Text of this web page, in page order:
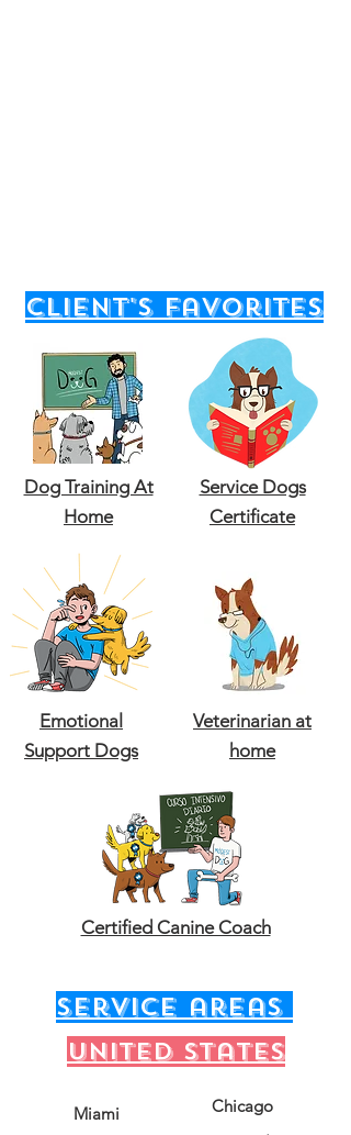
client's favorites
Dog Training At
Home
Service Dogs
Certificate
Emotional
Support Dogs
Veterinarian at
home
Certified Canine Coach
service areas
United states
Miami Chicago